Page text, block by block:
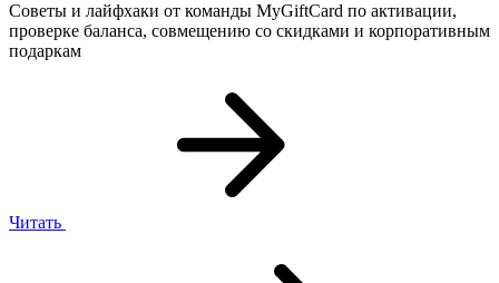
Советы и лайфхаки от команды MyGiftCard по активации,
проверке баланса, совмещению со скидками и корпоративным
подаркам
Читать